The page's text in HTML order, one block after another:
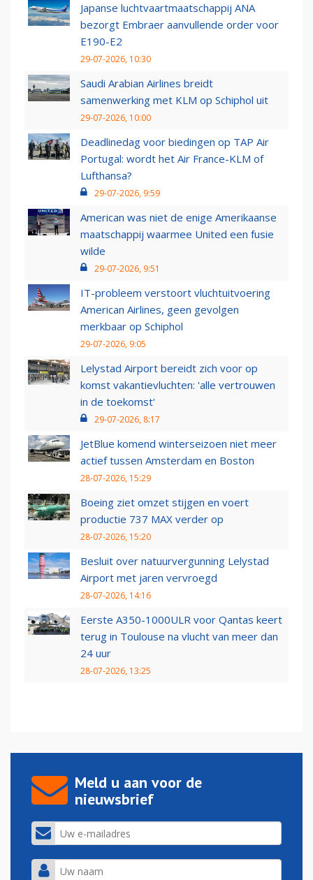
Japanse luchtvaartmaatschappij ANA
bezorgt Embraer aanvullende order voor
E190-E2
29-07-2026, 10:30
Saudi Arabian Airlines breidt
samenwerking met KLM op Schiphol uit
29-07-2026, 10:00
Deadlinedag voor biedingen op TAP Air
Portugal: wordt het Air France-KLM of
Lufthansa?
29-07-2026, 9:59
American was niet de enige Amerikaanse
maatschappij waarmee United een fusie
wilde
29-07-2026, 9:51
IT-probleem verstoort vluchtuitvoering
American Airlines, geen gevolgen
merkbaar op Schiphol
29-07-2026, 9:05
Lelystad Airport bereidt zich voor op
komst vakantievluchten: 'alle vertrouwen
in de toekomst'
29-07-2026, 8:17
JetBlue komend winterseizoen niet meer
actief tussen Amsterdam en Boston
28-07-2026, 15:29
Boeing ziet omzet stijgen en voert
productie 737 MAX verder op
28-07-2026, 15:20
Besluit over natuurvergunning Lelystad
Airport met jaren vervroegd
28-07-2026, 14:16
Eerste A350-1000ULR voor Qantas keert
terug in Toulouse na vlucht van meer dan
24 uur
28-07-2026, 13:25
Meld u aan voor de
nieuwsbrief